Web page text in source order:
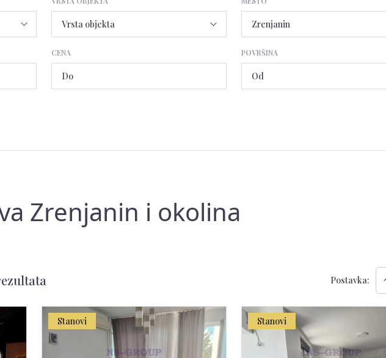
CENA POVRŠINA
Zrenjanin i okolina
Postavka:
Stanovi Stanovi